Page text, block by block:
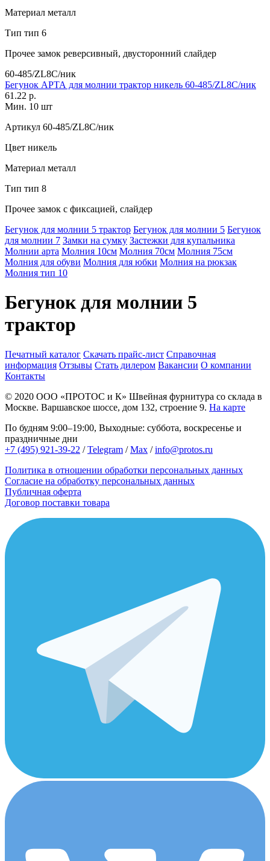
Материал металл
Тип тип 6
Прочее замок реверсивный, двусторонний слайдер
60-485/ZL8C/ник
Бегунок АРТА для молнии трактор никель 60-485/ZL8C/ник
61.22 р.
Мин. 10 шт
Артикул 60-485/ZL8C/ник
Цвет никель
Материал металл
Тип тип 8
Прочее замок с фиксацией, слайдер
Бегунок для молнии 5 трактор Бегунок для молнии 5 Бегунок
для молнии 7 Замки на сумку Застежки для купальника
Молнии арта Молния 10см Молния 70см Молния 75см
Молния для обуви Молния для юбки Молния на рюкзак
Молния тип 10
Бегунок для молнии 5
трактор
Печатный каталог Скачать прайс-лист Справочная
информация Отзывы Стать дилером Вакансии О компании
Контакты
© 2020 ООО «ПРОТОС и К» Швейная фурнитура со склада в
Москве. Варшавское шоссе, дом 132, строение 9. На карте
По будням 9:00–19:00, Выходные: суббота, воскресенье и
праздничные дни
+7 (495) 921-39-22 /Telegram /Max /info@protos.ru
Политика в отношении обработки персональных данных
Согласие на обработку персональных данных
Публичная оферта
Договор поставки товара